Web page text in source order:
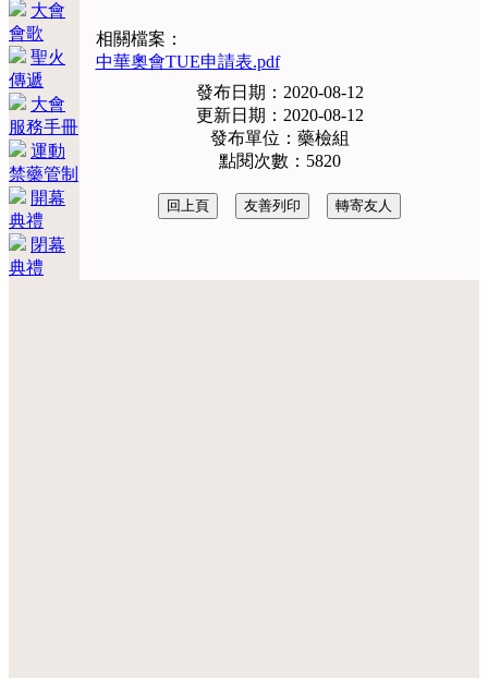
大會
會歌
聖火
傳遞
大會
服務手冊
運動
禁藥管制
開幕
典禮
閉幕
典禮
相關檔案：
中華奧會TUE申請表.pdf
發布日期：2020-08-12
更新日期：2020-08-12
發布單位：藥檢組
點閱次數：5820